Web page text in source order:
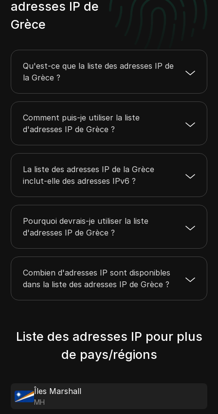
38.255.91.0
adresses IP de
Grèce
Qu'est-ce que la liste des adresses IP de
la Grèce ?
Comment puis-je utiliser la liste
d'adresses IP de Grèce ?
La liste des adresses IP de la Grèce
inclut-elle des adresses IPv6 ?
Pourquoi devrais-je utiliser la liste
d'adresses IP de Grèce ?
Combien d'adresses IP sont disponibles
dans la liste des adresses IP de Grèce ?
Liste des adresses IP pour plus
de pays/régions
Îles Marshall
MH